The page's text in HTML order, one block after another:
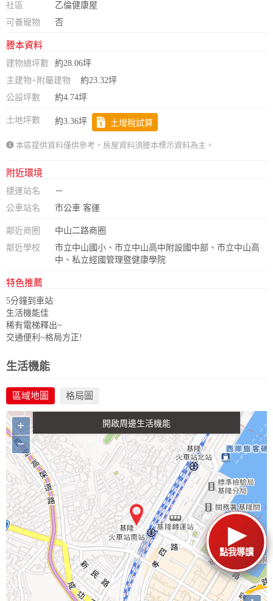
點我導讀
社區
乙倫健康屋
可養寵物
否
謄本資料
建物總坪數
約28.06坪
主建物+附屬建物
約23.32坪
公設坪數
約4.74坪
土地坪數 約3.36坪 土增稅試算
本區提供資料僅供參考，房屋資料須謄本標示資料為主。
附近環境
捷運站名
－
公車站名
市公車 客運
鄰近商圈
中山二路商圈
鄰近學校
市立中山國小、市立中山高中附設國中部、市立中山高
中、私立經國管理暨健康學院
特色推薦
5分鐘到車站
生活機能佳
稀有電梯釋出~
交通便利~格局方正!
生活機能
區域地圖 格局圖
生活購物
+
−